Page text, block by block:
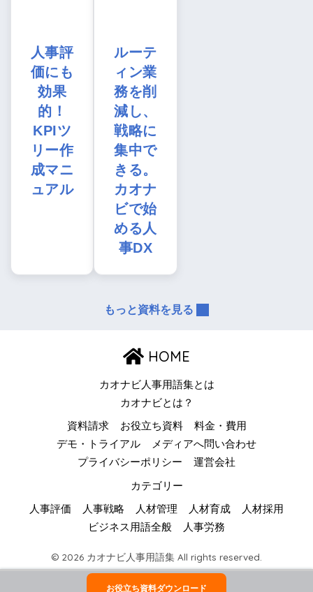
人事評
価にも
効果
的！
KPIツ
リー作
成マニ
ュアル
ルーテ
ィン業
務を削
減し、
戦略に
集中で
きる。
カオナ
ビで始
める人
事DX
もっと資料を見る
HOME
カオナビ人事用語集とは
カオナビとは？
資料請求 お役立ち資料
料金・費用
デモ・トライアル
メディアへ問い合わせ
プライバシーポリシー
運営会社
カテゴリー
人事評価 人事戦略 人材管理 人材育成
人材採用
ビジネス用語全般
人事労務
© 2026 カオナビ人事用語集 All rights reserved.
お役立ち資料ダウンロード